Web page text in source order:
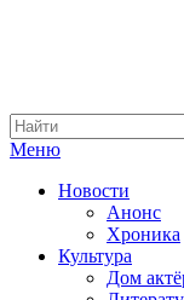
Меню
Новости
Анонс
Хроника
Культура
Дом